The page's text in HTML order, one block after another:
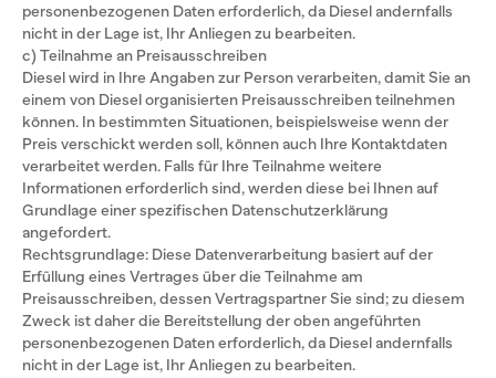
personenbezogenen Daten erforderlich, da Diesel andernfalls
nicht in der Lage ist, Ihr Anliegen zu bearbeiten.
c) Teilnahme an Preisausschreiben
Diesel wird in Ihre Angaben zur Person verarbeiten, damit Sie an
einem von Diesel organisierten Preisausschreiben teilnehmen
können. In bestimmten Situationen, beispielsweise wenn der
Preis verschickt werden soll, können auch Ihre Kontaktdaten
verarbeitet werden. Falls für Ihre Teilnahme weitere
Informationen erforderlich sind, werden diese bei Ihnen auf
Grundlage einer spezifischen Datenschutzerklärung
angefordert.
Rechtsgrundlage: Diese Datenverarbeitung basiert auf der
Erfüllung eines Vertrages über die Teilnahme am
Preisausschreiben, dessen Vertragspartner Sie sind; zu diesem
Zweck ist daher die Bereitstellung der oben angeführten
personenbezogenen Daten erforderlich, da Diesel andernfalls
nicht in der Lage ist, Ihr Anliegen zu bearbeiten.